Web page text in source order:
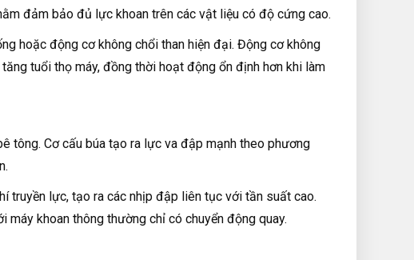
đảm bảo đủ lực khoan trên các vật liệu có độ cứng cao.
hoặc động cơ không chổi than hiện đại. Động cơ không
tuổi thọ máy, đồng thời hoạt động ổn định hơn khi làm
tông. Cơ cấu búa tạo ra lực va đập mạnh theo phương
truyền lực, tạo ra các nhịp đập liên tục với tần suất cao.
máy khoan thông thường chỉ có chuyển động quay.